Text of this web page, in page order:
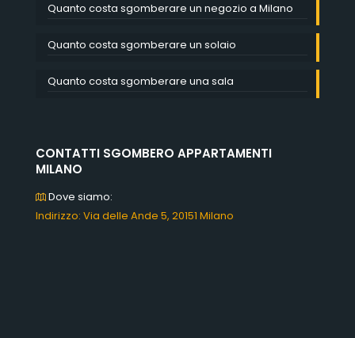
Quanto costa sgomberare un negozio a Milano
Quanto costa sgomberare un solaio
Quanto costa sgomberare una sala
CONTATTI SGOMBERO APPARTAMENTI
MILANO
Dove siamo:
Indirizzo: Via delle Ande 5, 20151 Milano